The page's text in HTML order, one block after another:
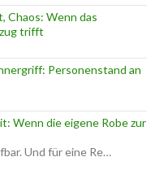
Chaos: Wenn das
trifft
Personenstand an
Wenn die eigene Robe zur
Und für eine Re…